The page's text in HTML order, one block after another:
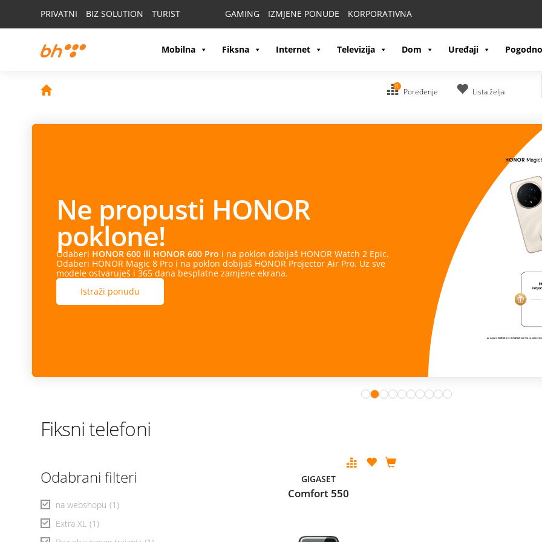
PRIVATNI BIZ SOLUTION TURIST GAMING IZMJENE PONUDE KORPORATIVNA
Mobilna Fiksna Internet Televizija Dom Uređaji
0
Poređenje Lista želja
Ne propusti HONOR
poklone!
Odaberi HONOR 600 ili HONOR 600 Pro i na poklon dobijaš HONOR Watch 2 Epic.
Odaberi HONOR Magic 8 Pro i na poklon dobijaš HONOR Projector Air Pro. Uz sve
modele ostvaruješ i 365 dana besplatne zamjene ekrana.
Istraži ponudu
Fiksni telefoni
Odabrani filteri
na webshopu (1)
Extra XL (1)
GIGASET
Comfort 550